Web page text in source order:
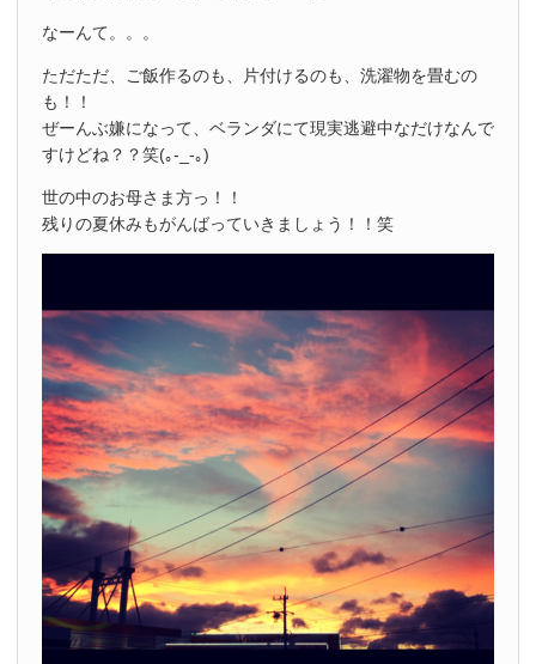
なーんて。。。
ただただ、ご飯作るのも、片付けるのも、洗濯物を畳むの
も！！
ぜーんぶ嫌になって、ベランダにて現実逃避中なだけなんで
すけどね？？笑(｡-_-｡)
世の中のお母さま方っ！！
残りの夏休みもがんばっていきましょう！！笑